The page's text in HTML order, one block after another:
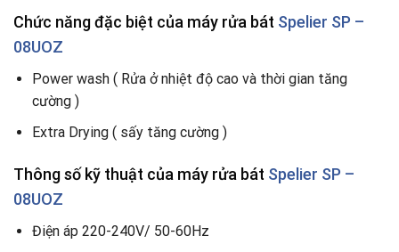
Chức năng đặc biệt của máy rửa bát Spelier SP –
08UOZ
Power wash ( Rửa ở nhiệt độ cao và thời gian tăng
cường )
Extra Drying ( sấy tăng cường )
Thông số kỹ thuật của máy rửa bát Spelier SP –
08UOZ
Điện áp 220-240V/ 50-60Hz